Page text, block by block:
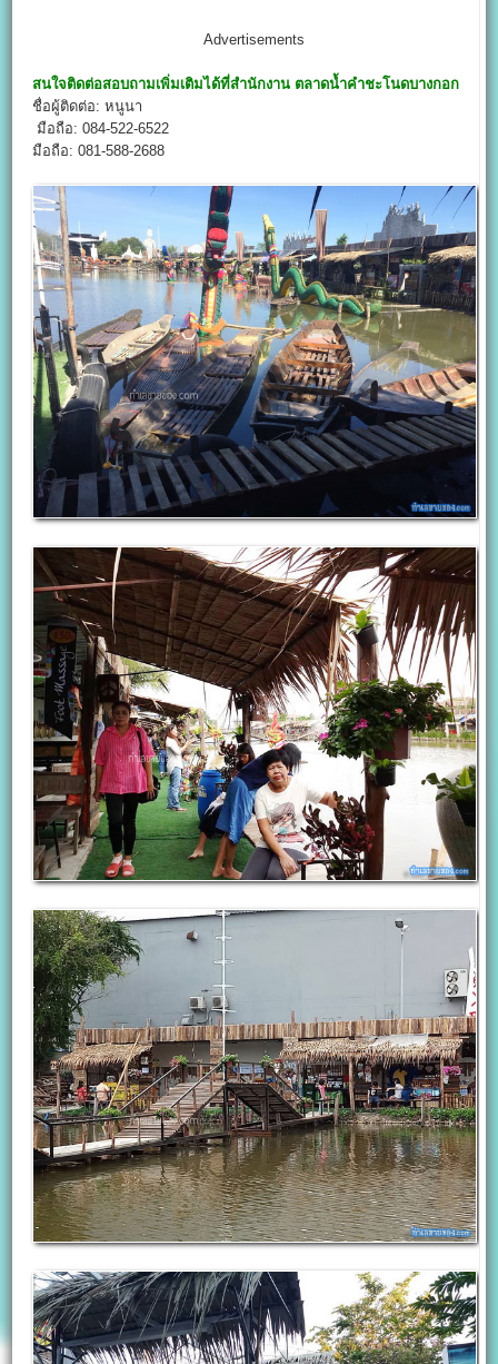
Advertisements
สนใจติดต่อสอบถามเพิ่มเติมได้ที่สำนักงาน ตลาดน้ำคำชะโนดบางกอก
ชื่อผู้ติดต่อ: หนูนา
มือถือ: 084-522-6522
มือถือ: 081-588-2688